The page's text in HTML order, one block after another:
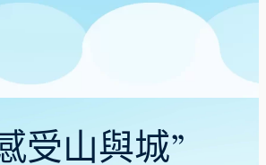
受山與城”